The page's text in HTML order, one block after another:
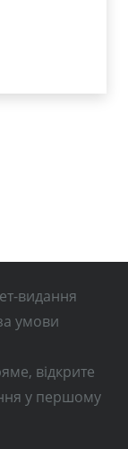
видання
умови
відкрите
у першому